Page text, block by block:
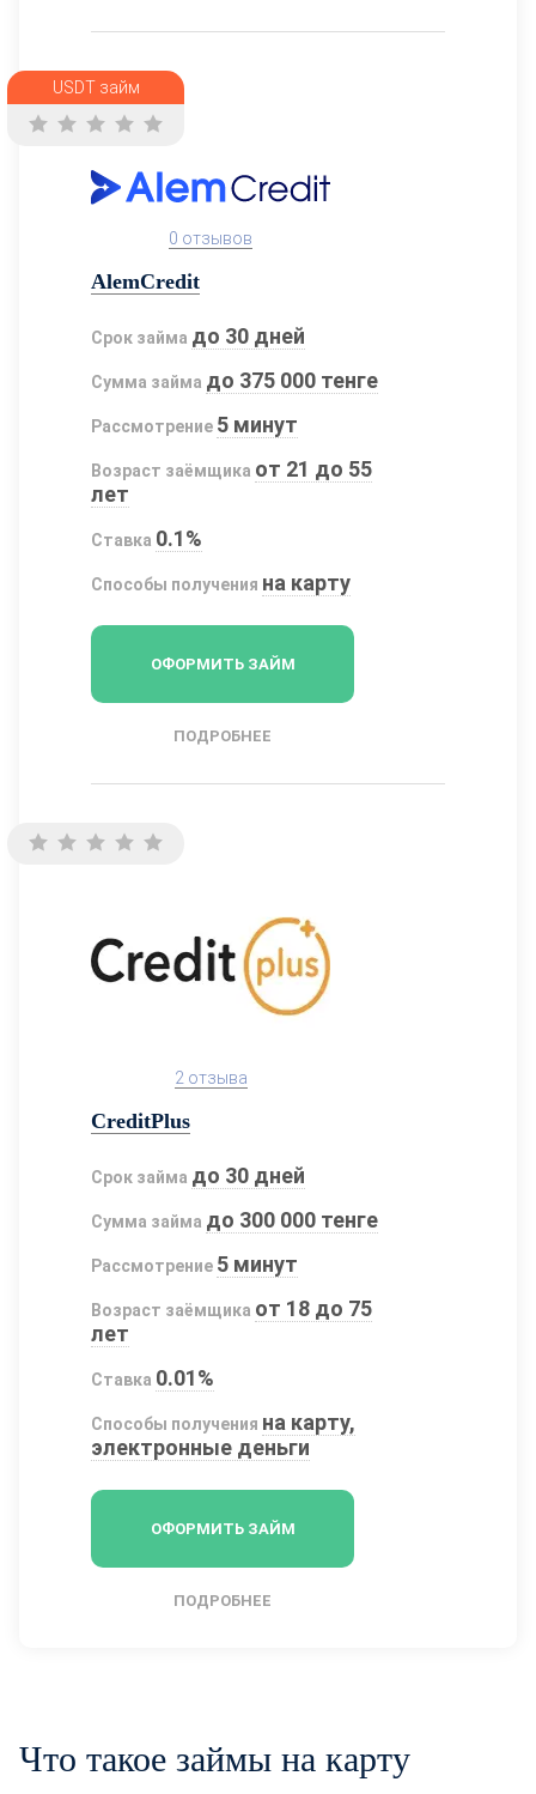
USDT займ
0 отзывов
AlemCredit
Срок займа до 30 дней
Сумма займа до 375 000 тенге
Рассмотрение 5 минут
Возраст заёмщика от 21 до 55
лет
Ставка 0.1%
Способы получения на карту
ОФОРМИТЬ ЗАЙМ
ПОДРОБНЕЕ
2 отзыва
CreditPlus
Срок займа до 30 дней
Сумма займа до 300 000 тенге
Рассмотрение 5 минут
Возраст заёмщика от 18 до 75
лет
Ставка 0.01%
Способы получения на карту,
электронные деньги
ОФОРМИТЬ ЗАЙМ
ПОДРОБНЕЕ
Что такое займы на карту